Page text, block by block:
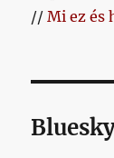
//Mi ez és